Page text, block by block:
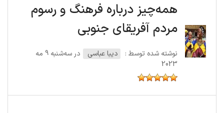
همه‌چیز درباره فرهنگ و رسوم
مردم آفریقای جنوبی
نوشته شده توسط : دیبا عباسی
در سه‌شنبه 9 مه
2023